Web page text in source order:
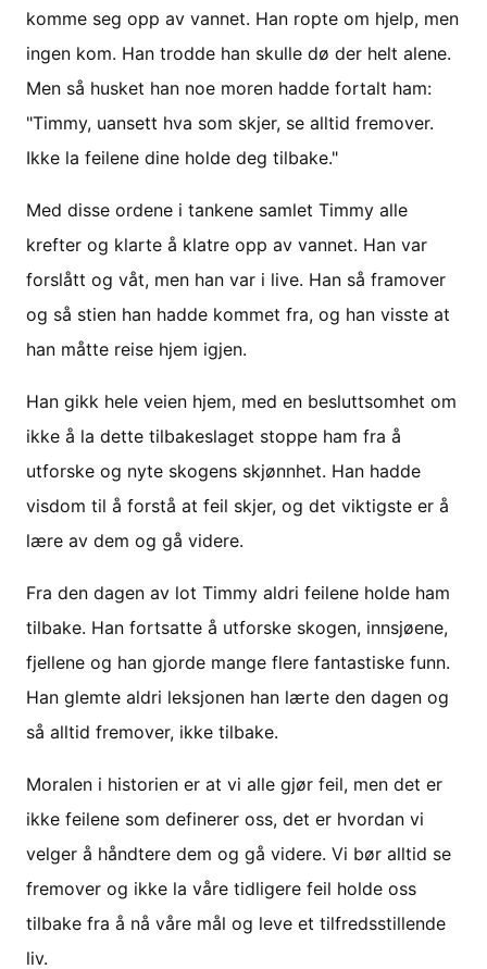
komme seg opp av vannet. Han ropte om hjelp, men
ingen kom. Han trodde han skulle dø der helt alene.
Men så husket han noe moren hadde fortalt ham:
"Timmy, uansett hva som skjer, se alltid fremover.
Ikke la feilene dine holde deg tilbake."
Med disse ordene i tankene samlet Timmy alle
krefter og klarte å klatre opp av vannet. Han var
forslått og våt, men han var i live. Han så framover
og så stien han hadde kommet fra, og han visste at
han måtte reise hjem igjen.
Han gikk hele veien hjem, med en besluttsomhet om
ikke å la dette tilbakeslaget stoppe ham fra å
utforske og nyte skogens skjønnhet. Han hadde
visdom til å forstå at feil skjer, og det viktigste er å
lære av dem og gå videre.
Fra den dagen av lot Timmy aldri feilene holde ham
tilbake. Han fortsatte å utforske skogen, innsjøene,
fjellene og han gjorde mange flere fantastiske funn.
Han glemte aldri leksjonen han lærte den dagen og
så alltid fremover, ikke tilbake.
Moralen i historien er at vi alle gjør feil, men det er
ikke feilene som definerer oss, det er hvordan vi
velger å håndtere dem og gå videre. Vi bør alltid se
fremover og ikke la våre tidligere feil holde oss
tilbake fra å nå våre mål og leve et tilfredsstillende
liv.